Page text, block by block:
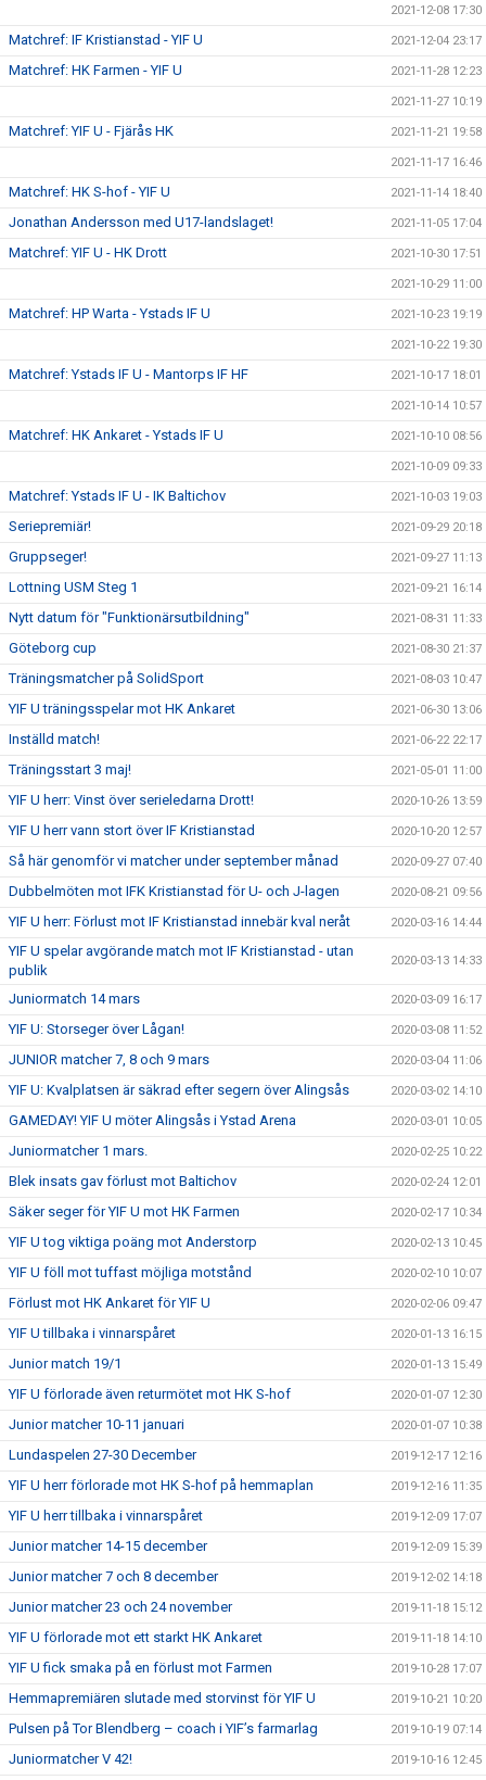
2021-12-08 17:30
Matchref: IF Kristianstad - YIF U 2021-12-04 23:17
Matchref: HK Farmen - YIF U 2021-11-28 12:23
2021-11-27 10:19
Matchref: YIF U - Fjärås HK 2021-11-21 19:58
2021-11-17 16:46
Matchref: HK S-hof - YIF U 2021-11-14 18:40
Jonathan Andersson med U17-landslaget! 2021-11-05 17:04
Matchref: YIF U - HK Drott 2021-10-30 17:51
2021-10-29 11:00
Matchref: HP Warta - Ystads IF U 2021-10-23 19:19
2021-10-22 19:30
Matchref: Ystads IF U - Mantorps IF HF 2021-10-17 18:01
2021-10-14 10:57
Matchref: HK Ankaret - Ystads IF U 2021-10-10 08:56
2021-10-09 09:33
Matchref: Ystads IF U - IK Baltichov 2021-10-03 19:03
Seriepremiär! 2021-09-29 20:18
Gruppseger! 2021-09-27 11:13
Lottning USM Steg 1 2021-09-21 16:14
Nytt datum för "Funktionärsutbildning" 2021-08-31 11:33
Göteborg cup 2021-08-30 21:37
Träningsmatcher på SolidSport 2021-08-03 10:47
YIF U träningsspelar mot HK Ankaret 2021-06-30 13:06
Inställd match! 2021-06-22 22:17
Träningsstart 3 maj! 2021-05-01 11:00
YIF U herr: Vinst över serieledarna Drott! 2020-10-26 13:59
YIF U herr vann stort över IF Kristianstad 2020-10-20 12:57
Så här genomför vi matcher under september månad 2020-09-27 07:40
Dubbelmöten mot IFK Kristianstad för U- och J-lagen 2020-08-21 09:56
YIF U herr: Förlust mot IF Kristianstad innebär kval neråt 2020-03-16 14:44
YIF U spelar avgörande match mot IF Kristianstad - utan
publik
2020-03-13 14:33
Juniormatch 14 mars 2020-03-09 16:17
YIF U: Storseger över Lågan! 2020-03-08 11:52
JUNIOR matcher 7, 8 och 9 mars 2020-03-04 11:06
YIF U: Kvalplatsen är säkrad efter segern över Alingsås 2020-03-02 14:10
GAMEDAY! YIF U möter Alingsås i Ystad Arena 2020-03-01 10:05
Juniormatcher 1 mars. 2020-02-25 10:22
Blek insats gav förlust mot Baltichov 2020-02-24 12:01
Säker seger för YIF U mot HK Farmen 2020-02-17 10:34
YIF U tog viktiga poäng mot Anderstorp 2020-02-13 10:45
YIF U föll mot tuffast möjliga motstånd 2020-02-10 10:07
Förlust mot HK Ankaret för YIF U 2020-02-06 09:47
YIF U tillbaka i vinnarspåret 2020-01-13 16:15
Junior match 19/1 2020-01-13 15:49
YIF U förlorade även returmötet mot HK S-hof 2020-01-07 12:30
Junior matcher 10-11 januari 2020-01-07 10:38
Lundaspelen 27-30 December 2019-12-17 12:16
YIF U herr förlorade mot HK S-hof på hemmaplan 2019-12-16 11:35
YIF U herr tillbaka i vinnarspåret 2019-12-09 17:07
Junior matcher 14-15 december 2019-12-09 15:39
Junior matcher 7 och 8 december 2019-12-02 14:18
Junior matcher 23 och 24 november 2019-11-18 15:12
YIF U förlorade mot ett starkt HK Ankaret 2019-11-18 14:10
YIF U fick smaka på en förlust mot Farmen 2019-10-28 17:07
Hemmapremiären slutade med storvinst för YIF U 2019-10-21 10:20
Pulsen på Tor Blendberg – coach i YIF’s farmarlag 2019-10-19 07:14
Juniormatcher V 42! 2019-10-16 12:45